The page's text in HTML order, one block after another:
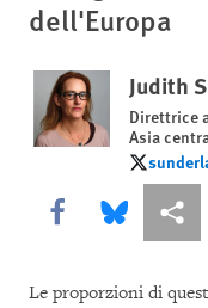
dell'Europa
Judith
Direttrice
Asia
Share this via
Share thisMore
Le proporzioni di